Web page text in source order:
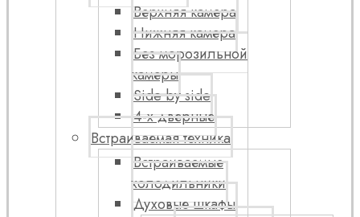
Верхняя камера
Нижняя камера
Без морозильной
камеры
Side by side
4-х дверные
Встраиваемая техника
Встраиваемые
холодильники
Духовые шкафы